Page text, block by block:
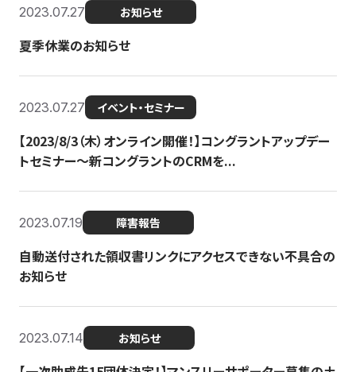
2023.07.27 お知らせ
夏季休業のお知らせ
2023.07.27 イベント・セミナー
【2023/8/3（木）オンライン開催！】コングラントアップデー
トセミナー〜新コングラントのCRMを...
2023.07.19 障害報告
自動送付された領収書リンクにアクセスできない不具合の
お知らせ
2023.07.14 お知らせ